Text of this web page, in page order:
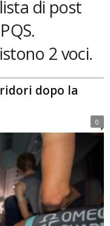
di post
2 voci.
dopo la
0